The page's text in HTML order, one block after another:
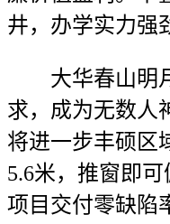
井，办学实力强
大华春山明月
求，成为无数人
将进一步丰硕区
5.6米，推窗即可
项目交付零缺陷